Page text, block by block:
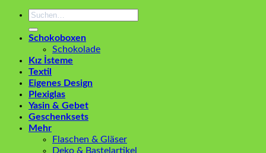
Suchen
Schokoboxen
Schokolade
Kız İsteme
Textil
Eigenes Design
Plexiglas
Yasin & Gebet
Geschenksets
Mehr
Flaschen & Gläser
Deko & Bastelartikel